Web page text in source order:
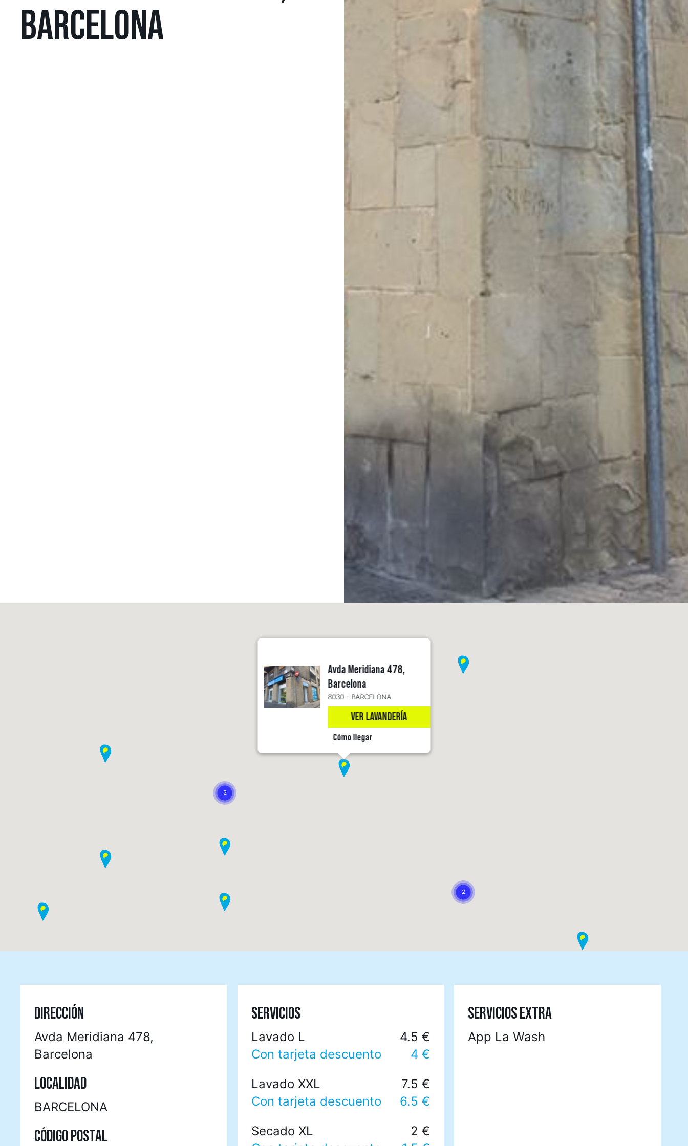
BARCELONA
Avda Meridiana 478,
Barcelona
8030 - BARCELONA
VER LAVANDERÍA
Cómo llegar
DIRECCIÓN
Avda Meridiana 478,
Barcelona
LOCALIDAD
BARCELONA
CÓDIGO POSTAL
SERVICIOS
Lavado L
4.5 €
Con tarjeta descuento
4 €
Lavado XXL
7.5 €
Con tarjeta descuento
6.5 €
Secado XL
2 €
SERVICIOS EXTRA
App La Wash